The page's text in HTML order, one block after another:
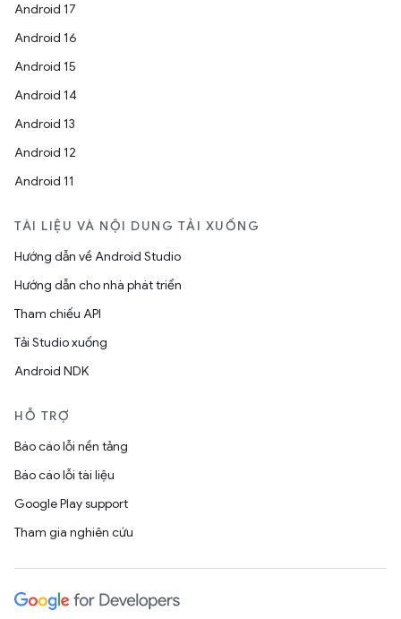
Android 17
Android 16
Android 15
Android 14
Android 13
Android 12
Android 11
TÀI LIỆU VÀ NỘI DUNG TẢI XUỐNG
Hướng dẫn về Android Studio
Hướng dẫn cho nhà phát triển
Tham chiếu API
Tải Studio xuống
Android NDK
HỖ TRỢ
Báo cáo lỗi nền tảng
Báo cáo lỗi tài liệu
Google Play support
Tham gia nghiên cứu